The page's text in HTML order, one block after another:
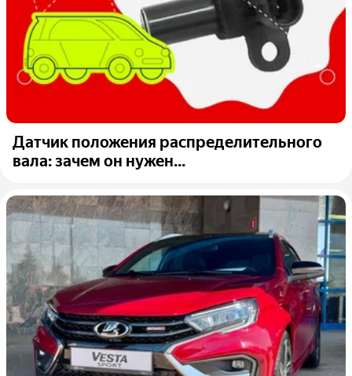
Датчик положения распределительного
вала: зачем он нужен...